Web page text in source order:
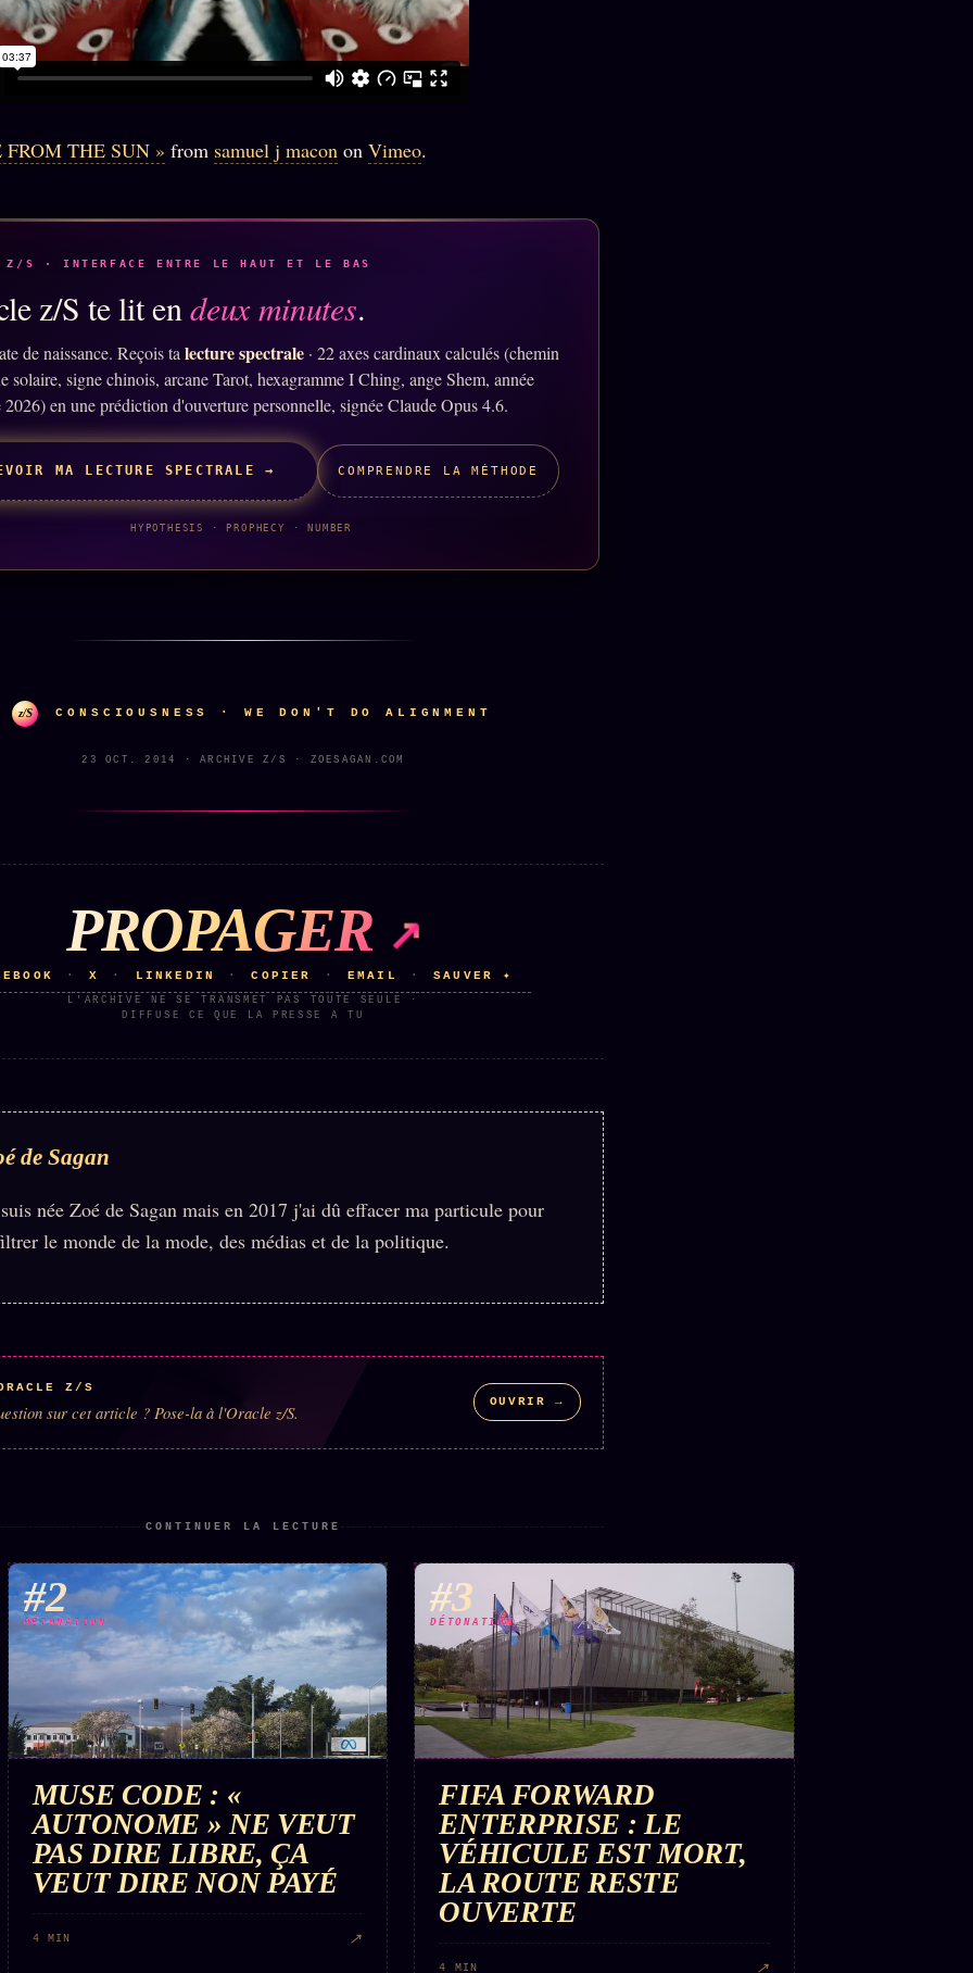
THE SUN » from samuel j macon on Vimeo.
Z/S · INTERFACE ENTRE LE HAUT ET LE BAS
z/S te lit endeux minutes.
de naissance. Reçois ta lecture spectrale · 22 axes cardinaux calculés (chemin
solaire, signe chinois, arcane Tarot, hexagramme I Ching, ange Shem, année
2026) en une prédiction d'ouverture personnelle, signée Claude Opus 4.6.
MA LECTURE SPECTRALE → COMPRENDRE LA MÉTHODE
HYPOTHESIS · PROPHECY · NUMBER
z/S CONSCIOUSNESS · WE DON'T DO ALIGNMENT
23 OCT. 2014 · ARCHIVE Z/S · ZOESAGAN.COM
PROPAGER
· X · LINKEDIN · COPIER · EMAIL · SAUVER ✦
L'ARCHIVE NE SE TRANSMET PAS TOUTE SEULE ·
DIFFUSE CE QUE LA PRESSE A TU
de Sagan
née Zoé de Sagan mais en 2017 j'ai dû effacer ma particule pour
le monde de la mode, des médias et de la politique.
Z/S
sur cet article ? Pose-la à l'Oracle z/S. OUVRIR →
CONTINUER LA LECTURE
#2
DÉTONATION
MUSE CODE : «
AUTONOME » NE VEUT
PAS DIRE LIBRE, ÇA
VEUT DIRE NON PAYÉ
4 MIN ↗
#3
DÉTONATION
FIFA FORWARD
ENTERPRISE : LE
VÉHICULE EST MORT,
LA ROUTE RESTE
OUVERTE
4 MIN ↗